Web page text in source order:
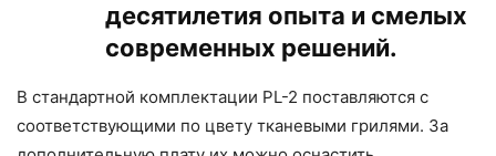
десятилетия опыта и смелых
современных решений.
В стандартной комплектации PL-2 поставляются с
соответствующими по цвету тканевыми грилями. За